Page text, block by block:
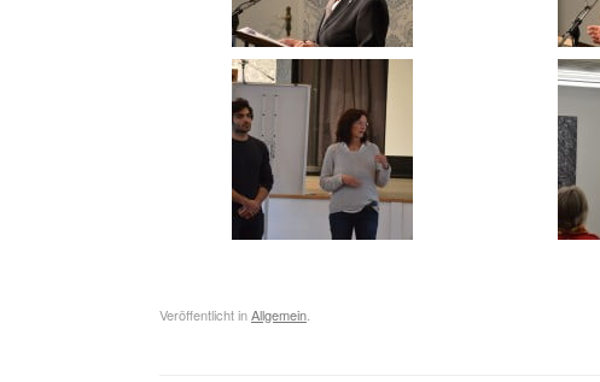
Veröffentlicht inAllgemein